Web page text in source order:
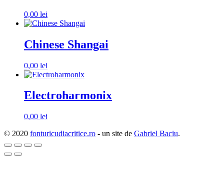
0,00 lei
Chinese Shangai
0,00 lei
Electroharmonix
0,00 lei
© 2020 fonturicudiacritice.ro - un site de Gabriel Baciu.